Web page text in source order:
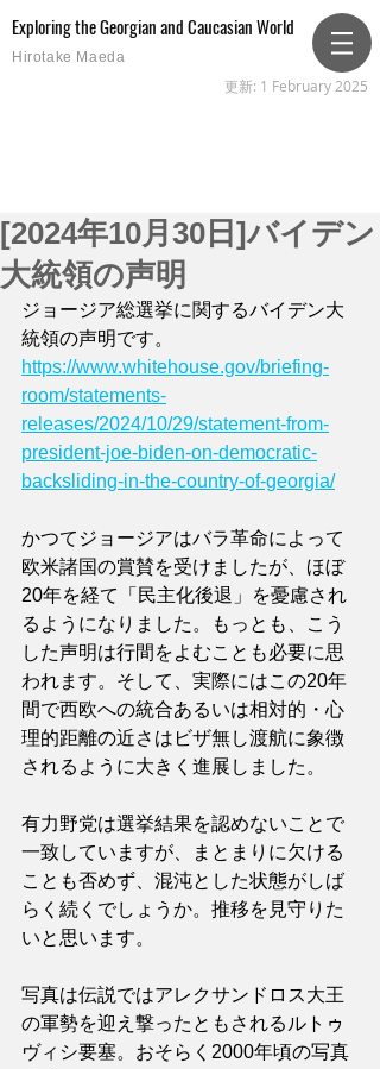
Exploring the Georgian and Caucasian World
Hirotake Maeda
更新: 1 February 2025
[2024年10月30日]バイデン
大統領の声明
ジョージア総選挙に関するバイデン大
統領の声明です。
https://www.whitehouse.gov/briefing-
room/statements-
releases/2024/10/29/statement-from-
president-joe-biden-on-democratic-
backsliding-in-the-country-of-georgia/
かつてジョージアはバラ革命によって
欧米諸国の賞賛を受けましたが、ほぼ
20年を経て「民主化後退」を憂慮され
るようになりました。もっとも、こう
した声明は行間をよむことも必要に思
われます。そして、実際にはこの20年
間で西欧への統合あるいは相対的・心
理的距離の近さはビザ無し渡航に象徴
されるように大きく進展しました。
有力野党は選挙結果を認めないことで
一致していますが、まとまりに欠ける
ことも否めず、混沌とした状態がしば
らく続くでしょうか。推移を見守りた
いと思います。
写真は伝説ではアレクサンドロス大王
の軍勢を迎え撃ったともされるルトゥ
ヴィシ要塞。おそらく2000年頃の写真